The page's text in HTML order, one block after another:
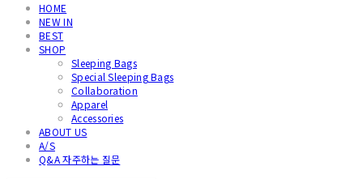
HOME
NEW IN
BEST
SHOP
Sleeping Bags
Special Sleeping Bags
Collaboration
Apparel
Accessories
ABOUT US
A/S
Q&A 자주하는 질문